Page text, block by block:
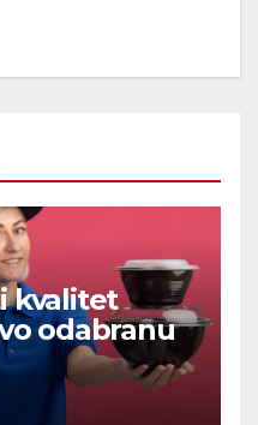
kvalitet
odabranu